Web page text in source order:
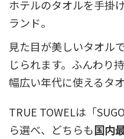
ホテルのタオルを手掛
ランド。
見た目が美しいタオル
じられます。ふんわり
幅広い年代に使えるタオ
TRUE TOWELは「
ら選べ、どちらも国内